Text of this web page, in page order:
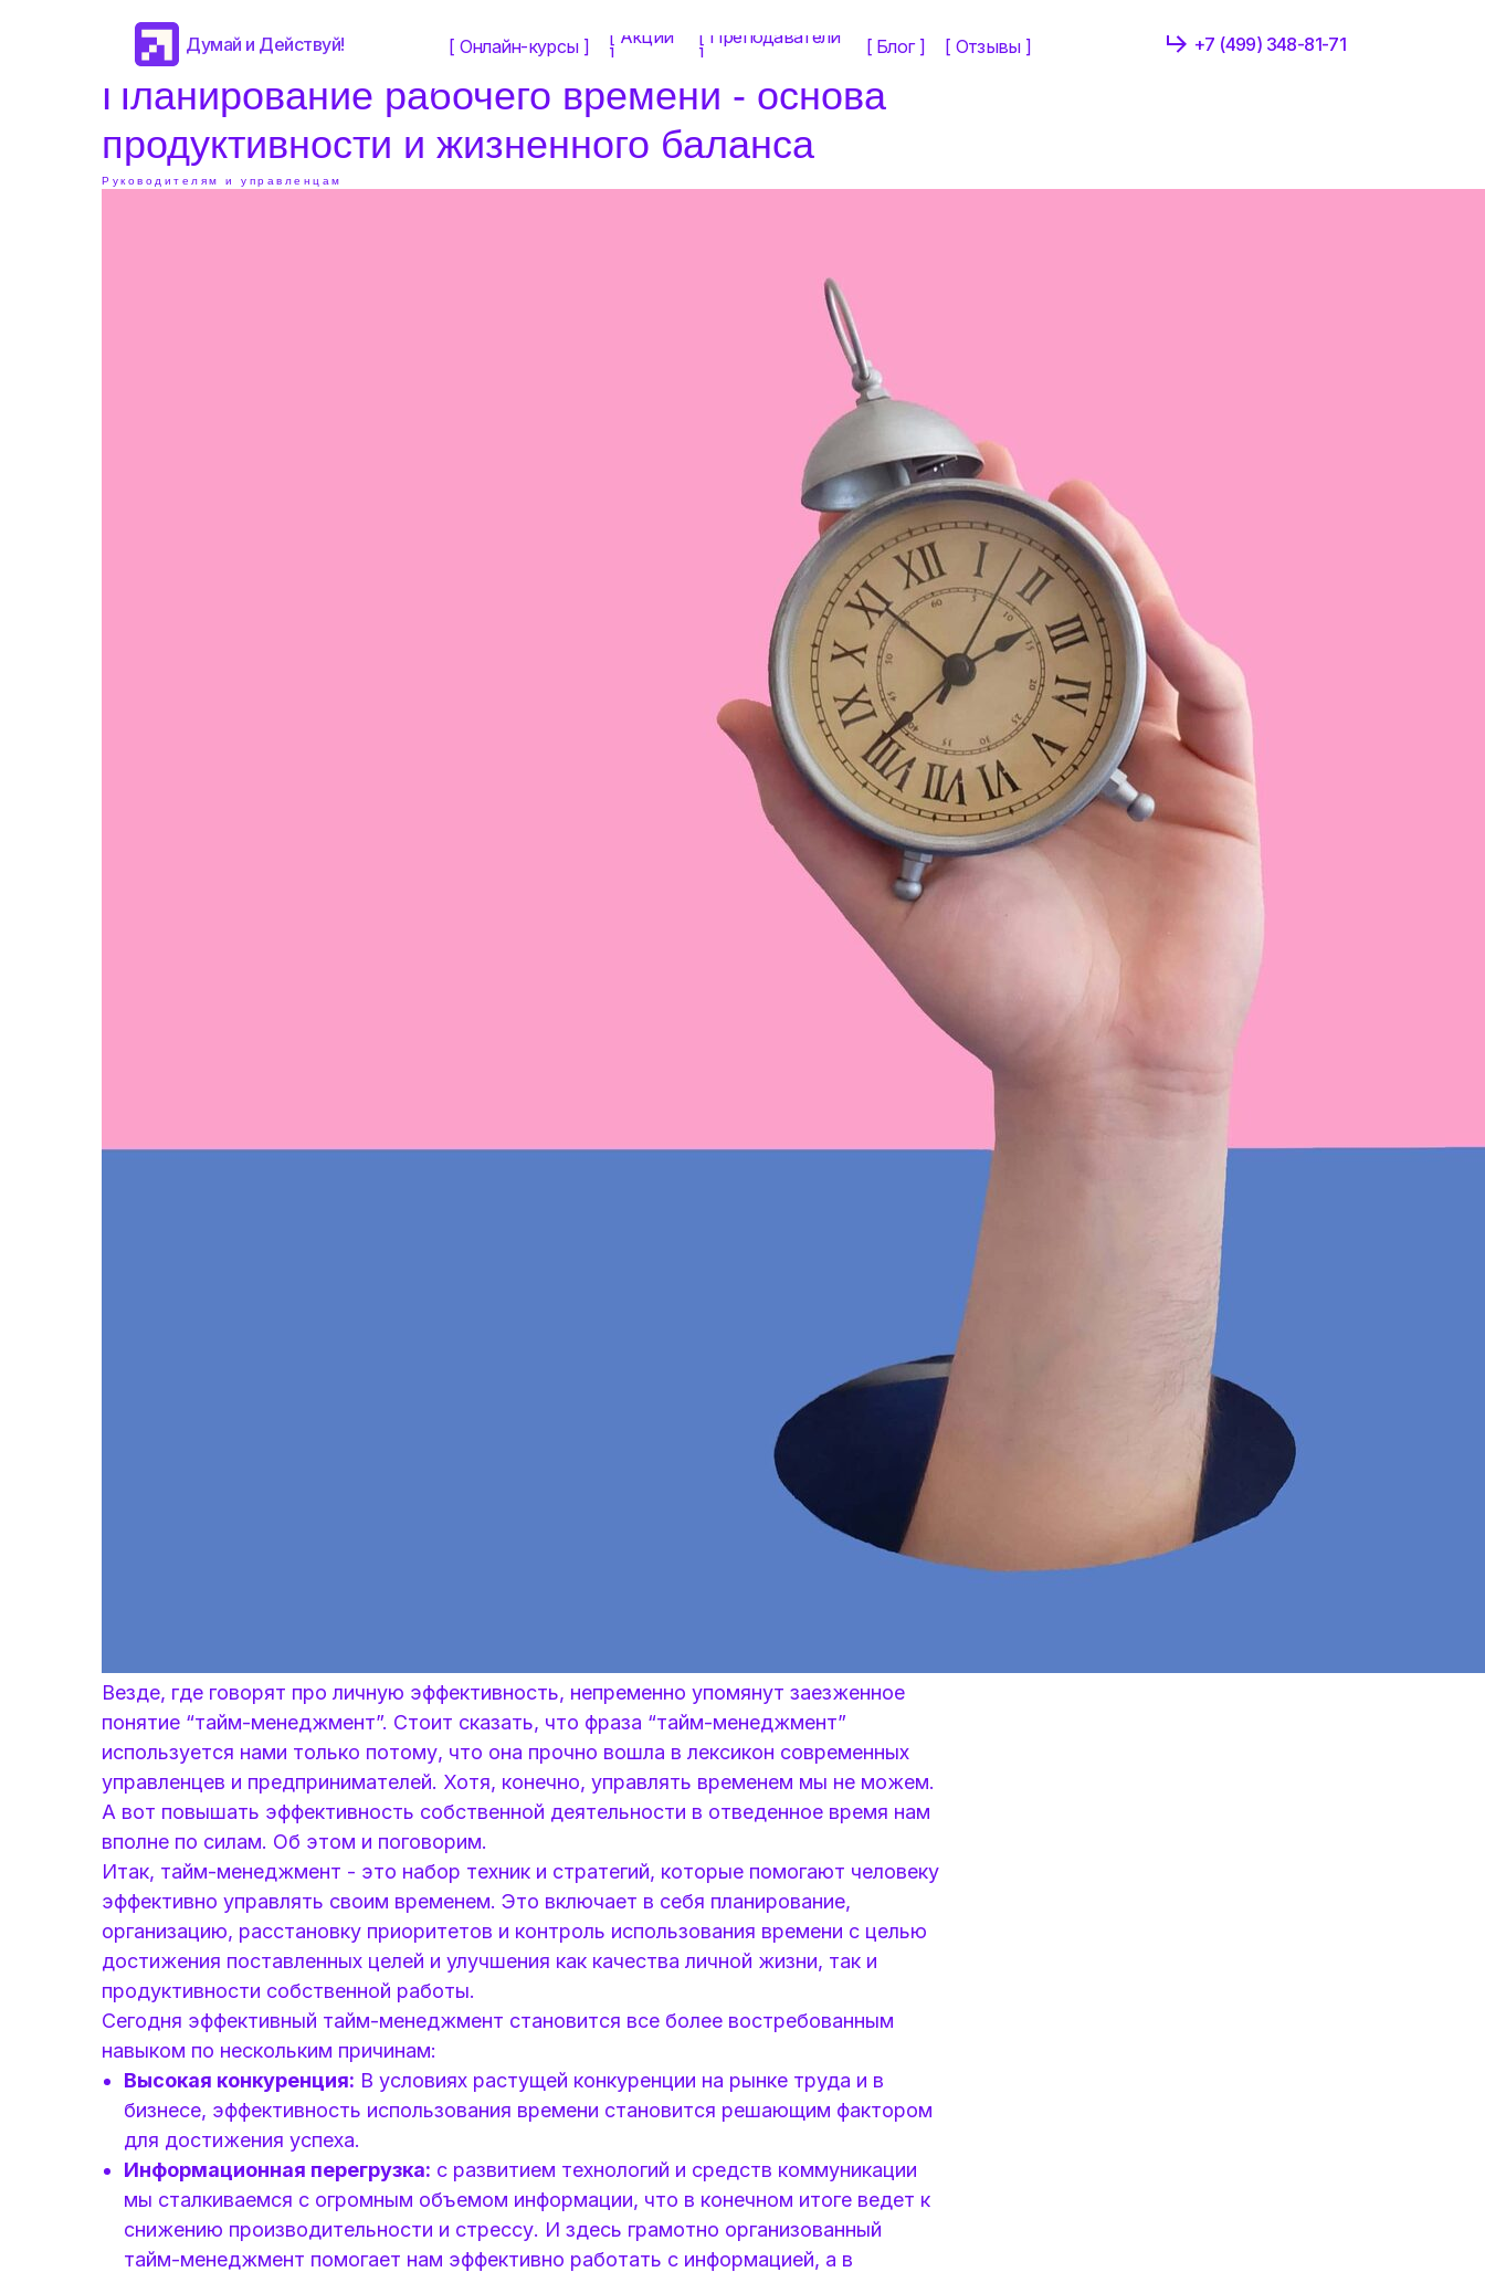
Думай и Действуй! +7 (499) 348-81-71
[ Акции
]
[ Преподаватели
]
[ Блог ] [ Отзывы ]
[ Онлайн-курсы ]
Планирование рабочего времени - основа
продуктивности и жизненного баланса
Руководителям и управленцам
Везде, где говорят про личную эффективность, непременно упомянут заезженное
понятие “тайм-менеджмент”. Стоит сказать, что фраза “тайм-менеджмент”
используется нами только потому, что она прочно вошла в лексикон современных
управленцев и предпринимателей. Хотя, конечно, управлять временем мы не можем.
А вот повышать эффективность собственной деятельности в отведенное время нам
вполне по силам. Об этом и поговорим.
Итак, тайм-менеджмент - это набор техник и стратегий, которые помогают человеку
эффективно управлять своим временем. Это включает в себя планирование,
организацию, расстановку приоритетов и контроль использования времени с целью
достижения поставленных целей и улучшения как качества личной жизни, так и
продуктивности собственной работы.
Сегодня эффективный тайм-менеджмент становится все более востребованным
навыком по нескольким причинам:
Высокая конкуренция: В условиях растущей конкуренции на рынке труда и в
бизнесе, эффективность использования времени становится решающим фактором
для достижения успеха.
Информационная перегрузка: с развитием технологий и средств коммуникации
мы сталкиваемся с огромным объемом информации, что в конечном итоге ведет к
снижению производительности и стрессу. И здесь грамотно организованный
тайм-менеджмент помогает нам эффективно работать с информацией, а в